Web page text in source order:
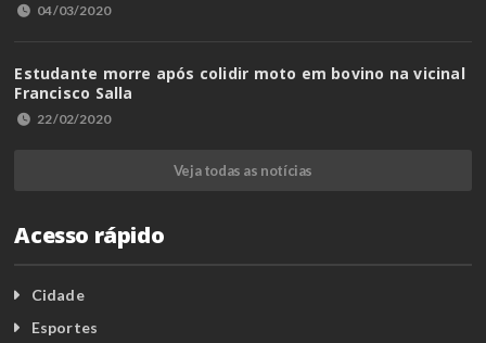
04/03/2020
Estudante morre após colidir moto em bovino na vicinal
Francisco Salla
22/02/2020
Veja todas as notícias
Acesso rápido
Cidade
Esportes